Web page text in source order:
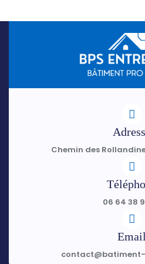
Chemin des
06 64 38
Email